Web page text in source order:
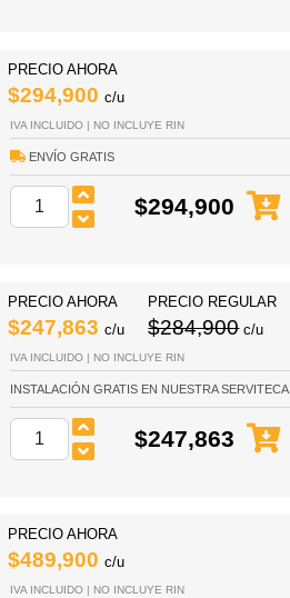
PRECIO AHORA
$294,900 c/u
IVA INCLUIDO | NO INCLUYE RIN
ENVÍO GRATIS
$294,900
PRECIO AHORA
$247,863 c/u
PRECIO REGULAR
$284,900c/u
IVA INCLUIDO | NO INCLUYE RIN
INSTALACIÓN GRATIS EN NUESTRA SERVITECA
$247,863
PRECIO AHORA
$489,900 c/u
IVA INCLUIDO | NO INCLUYE RIN